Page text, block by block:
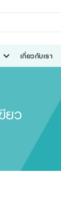
เกี่ยวกับเรา
ยว